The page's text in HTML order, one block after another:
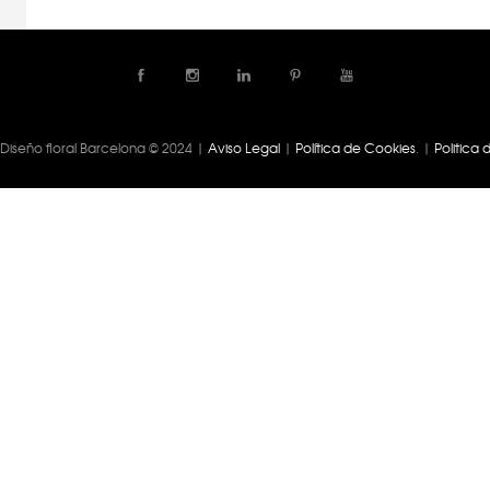
floral Barcelona © 2024 | Aviso Legal| Política de Cookies. | Politica